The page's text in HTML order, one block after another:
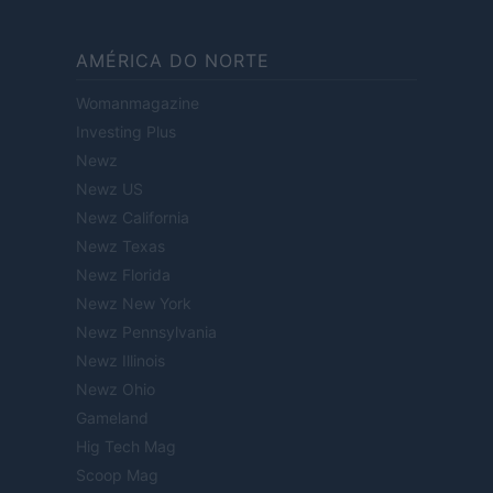
AMÉRICA DO NORTE
Womanmagazine
Investing Plus
Newz
Newz US
Newz California
Newz Texas
Newz Florida
Newz New York
Newz Pennsylvania
Newz Illinois
Newz Ohio
Gameland
Hig Tech Mag
Scoop Mag